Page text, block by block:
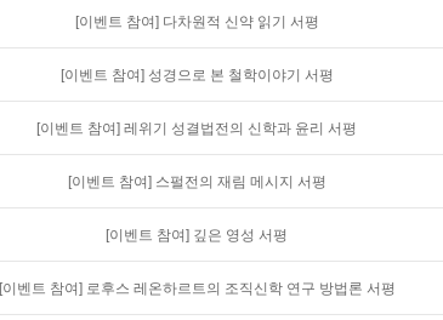
[이벤트 참여] 다차원적 신약 읽기 서평
[이벤트 참여] 성경으로 본 철학이야기 서평
[이벤트 참여] 레위기 성결법전의 신학과 윤리 서평
[이벤트 참여] 스펄전의 재림 메시지 서평
[이벤트 참여] 깊은 영성 서평
[이벤트 참여] 로후스 레온하르트의 조직신학 연구 방법론 서평